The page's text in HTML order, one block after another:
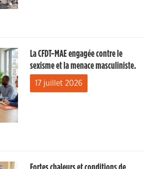
La CFDT-MAE engagée contre le
sexisme et la menace masculiniste.
17 juillet 2026